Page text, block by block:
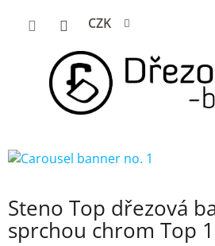
CZK
Steno Top dřezová
sprchou chrom Top